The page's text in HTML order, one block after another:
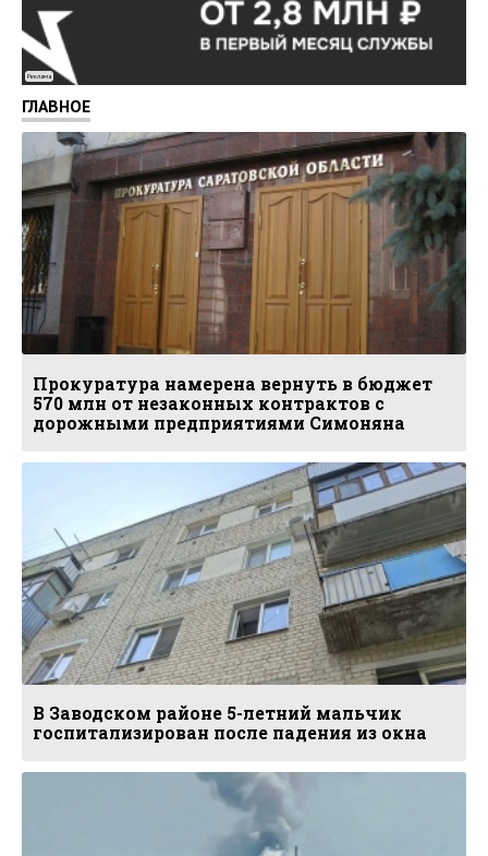
Реклама
ГЛАВНОЕ
Прокуратура намерена вернуть в бюджет
570 млн от незаконных контрактов с
дорожными предприятиями Симоняна
В Заводском районе 5-летний мальчик
госпитализирован после падения из окна